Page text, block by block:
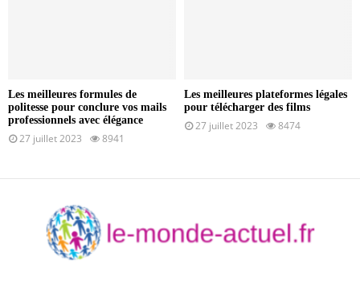
Les meilleures formules de
politesse pour conclure vos mails
professionnels avec élégance
27 juillet 2023 8941
Les meilleures plateformes légales
pour télécharger des films
27 juillet 2023 8474